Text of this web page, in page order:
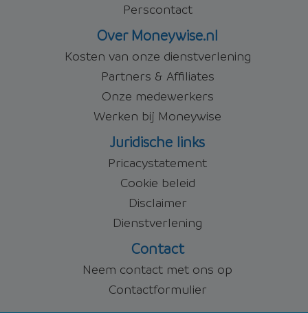
Perscontact
Over Moneywise.nl
Kosten van onze dienstverlening
Partners & Affiliates
Onze medewerkers
Werken bij Moneywise
Juridische links
Pricacystatement
Cookie beleid
Disclaimer
Dienstverlening
Contact
Neem contact met ons op
Contactformulier